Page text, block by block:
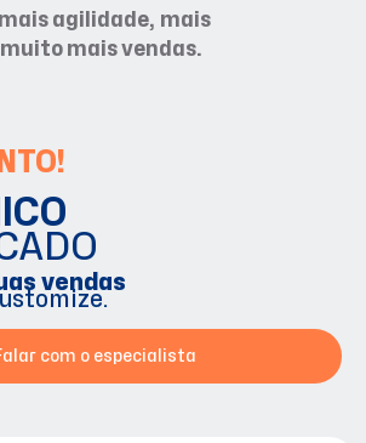
mais agilidade, mais
mais vendas.
vendas
com o especialista